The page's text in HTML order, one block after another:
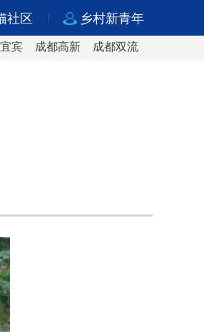
社区 乡村新青年
宜宾 成都高新 成都双流